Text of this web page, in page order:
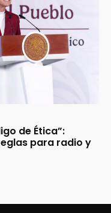
de Ética”:
para radio y